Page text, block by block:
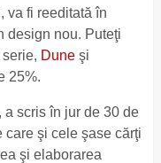
va fi reeditată în
design nou. Puteţi
Duneşi
25%.
a scris în jur de 30 de
care şi cele şase cărţi
şi elaborarea